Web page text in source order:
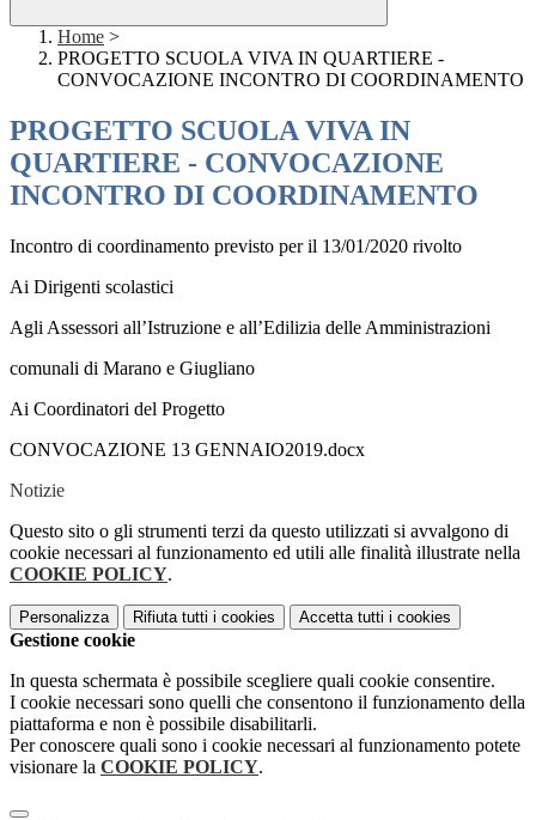
Home >
PROGETTO SCUOLA VIVA IN QUARTIERE -
CONVOCAZIONE INCONTRO DI COORDINAMENTO
PROGETTO SCUOLA VIVA IN
QUARTIERE - CONVOCAZIONE
INCONTRO DI COORDINAMENTO
Incontro di coordinamento previsto per il 13/01/2020 rivolto
Ai Dirigenti scolastici
Agli Assessori all’Istruzione e all’Edilizia delle Amministrazioni
comunali di Marano e Giugliano
Ai Coordinatori del Progetto
CONVOCAZIONE 13 GENNAIO2019.docx
Notizie
Questo sito o gli strumenti terzi da questo utilizzati si avvalgono di
cookie necessari al funzionamento ed utili alle finalità illustrate nella
COOKIE POLICY.
Personalizza Rifiuta tutti i cookies Accetta tutti i cookies
Gestione cookie
In questa schermata è possibile scegliere quali cookie consentire.
I cookie necessari sono quelli che consentono il funzionamento della
piattaforma e non è possibile disabilitarli.
Per conoscere quali sono i cookie necessari al funzionamento potete
visionare la COOKIE POLICY.